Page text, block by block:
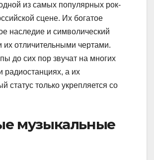
из самых популярных рок-
сцене. Их богатое
наследие и символический
их отличительными чертами.
до сих пор звучат на многих
радиостанциях, а их
статус только укрепляется со
музыкальные